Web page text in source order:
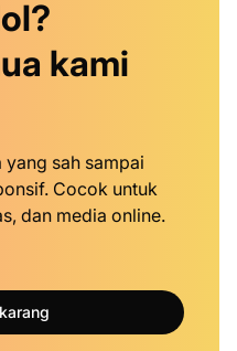
kami
sah sampai
Cocok untuk
dan media online.